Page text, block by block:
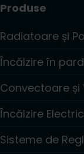
Produse
Radiatoare și
Încălzire în
Convectoare
Încălzire
Sisteme de